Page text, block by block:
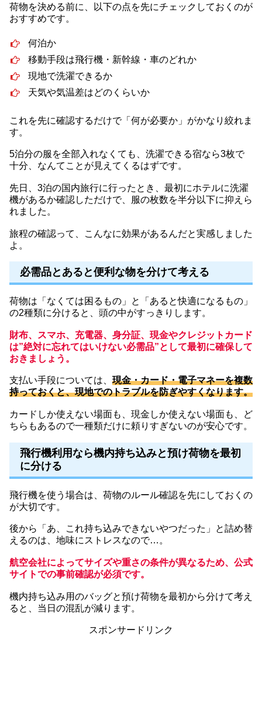
荷物を決める前に、以下の点を先にチェックしておくのが
おすすめです。
何泊か
移動手段は飛行機・新幹線・車のどれか
現地で洗濯できるか
天気や気温差はどのくらいか
これを先に確認するだけで「何が必要か」がかなり絞れま
す。
5泊分の服を全部入れなくても、洗濯できる宿なら3枚で
十分、なんてことが見えてくるはずです。
先日、3泊の国内旅行に行ったとき、最初にホテルに洗濯
機があるか確認しただけで、服の枚数を半分以下に抑えら
れました。
旅程の確認って、こんなに効果があるんだと実感しました
よ。
必需品とあると便利な物を分けて考える
荷物は「なくては困るもの」と「あると快適になるもの」
の2種類に分けると、頭の中がすっきりします。
財布、スマホ、充電器、身分証、現金やクレジットカード
は”絶対に忘れてはいけない必需品”として最初に確保して
おきましょう。
支払い手段については、 現金・カード・電子マネーを複数
持っておくと、現地でのトラブルを防ぎやすくなります。
カードしか使えない場面も、現金しか使えない場面も、ど
ちらもあるので一種類だけに頼りすぎないのが安心です。
飛行機利用なら機内持ち込みと預け荷物を最初
に分ける
飛行機を使う場合は、荷物のルール確認を先にしておくの
が大切です。
後から「あ、これ持ち込みできないやつだった」と詰め替
えるのは、地味にストレスなので…。
航空会社によってサイズや重さの条件が異なるため、公式
サイトでの事前確認が必須です。
機内持ち込み用のバッグと預け荷物を最初から分けて考え
ると、当日の混乱が減ります。
スポンサードリンク